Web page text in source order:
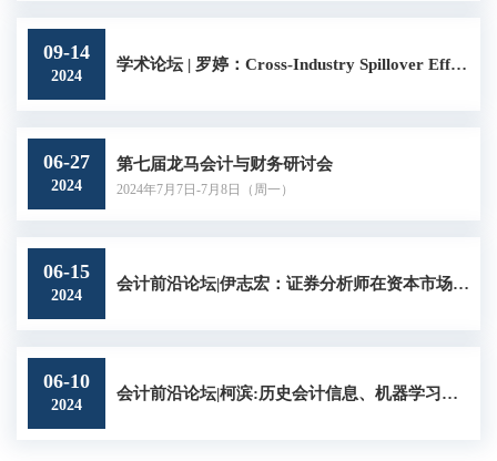
09-14
2024
学术论坛 | 罗婷：Cross-Industry Spillover Effects of Auditor Industry Knowledge
06-27
2024
第七届龙马会计与财务研讨会
2024年7月7日-7月8日（周一）
06-15
2024
会计前沿论坛|伊志宏：证券分析师在资本市场中的角色
06-10
2024
会计前沿论坛|柯滨:历史会计信息、机器学习与企业创新绩效预测